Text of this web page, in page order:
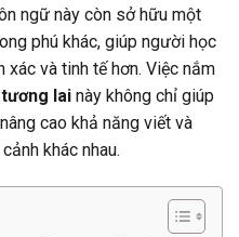
ngữ này còn sở hữu một
phú khác, giúp người học
và tinh tế hơn. Việc nắm
lai này không chỉ giúp
cao khả năng viết và
khác nhau.